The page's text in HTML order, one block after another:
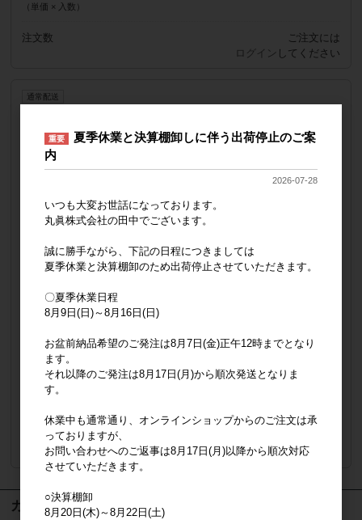
（単価 × 入数）
注文数
ご注文には
ログイン してください
通常配送
3005067500
JANコード
1,200円
納品形態 ネームにJANシール貼り・10枚袋入れ
販売価格
注文数
ログインしてください
カート
重要
夏季休業と決算棚卸しに伴う出荷停止のご案
内
2026-07-28
いつも大変お世話になっております。
丸眞株式会社の田中でございます。
誠に勝手ながら、下記の日程につきましては
夏季休業と決算棚卸のため出荷停止させていただきます。
〇夏季休業日程
8月9日(日)～8月16日(日)
お盆前納品希望のご発注は8月7日(金)正午12時までとなり
ます。
それ以降のご発注は8月17日(月)から順次発送となりま
す。
休業中も通常通り、オンラインショップからのご注文は承
っておりますが、
お問い合わせへのご返事は8月17日(月)以降から順次対応
させていただきます。
○決算棚卸
8月20日(木)～8月22日(土)